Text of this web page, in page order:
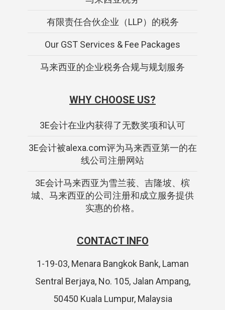
有限责任合伙企业（LLP）的税务
Our GST Services & Fee Packages
马来西亚的企业税务合规与规划服务
WHY CHOOSE US?
3E会计在业内获得了无数奖项和认可
3E会计被alexa.com评为马来西亚第一的在
线公司注册网站
3E会计马来西亚为雪兰莪、吉隆坡、槟
城、马来西亚的公司注册和成立服务提供
实惠的价格。
CONTACT INFO
1-19-03, Menara Bangkok Bank, Laman
Sentral Berjaya, No. 105, Jalan Ampang,
50450 Kuala Lumpur, Malaysia